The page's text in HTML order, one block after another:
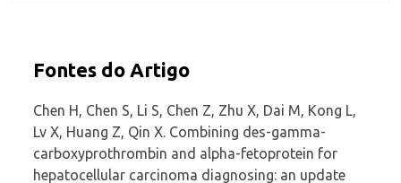
Fontes do Artigo
Chen H, Chen S, Li S, Chen Z, Zhu X, Dai M, Kong L,
Lv X, Huang Z, Qin X. Combining des-gamma-
carboxyprothrombin and alpha-fetoprotein for
hepatocellular carcinoma diagnosing: an update